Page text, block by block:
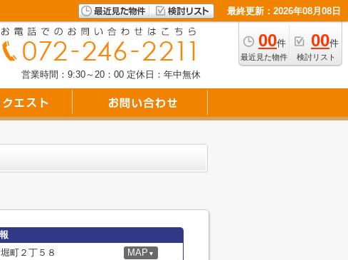
最終更新：2026年08月08日
00件
最近見た物件
00件
検討リスト
営業時間：9:30～20：00 定休日：年中無休
町２丁５８ MAP ▼